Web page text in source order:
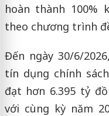
hoàn thành 100%
theo chương trình
Đến ngày 30/6/
tín dụng chính
đạt hơn 6.395 tỷ
với cùng kỳ năm